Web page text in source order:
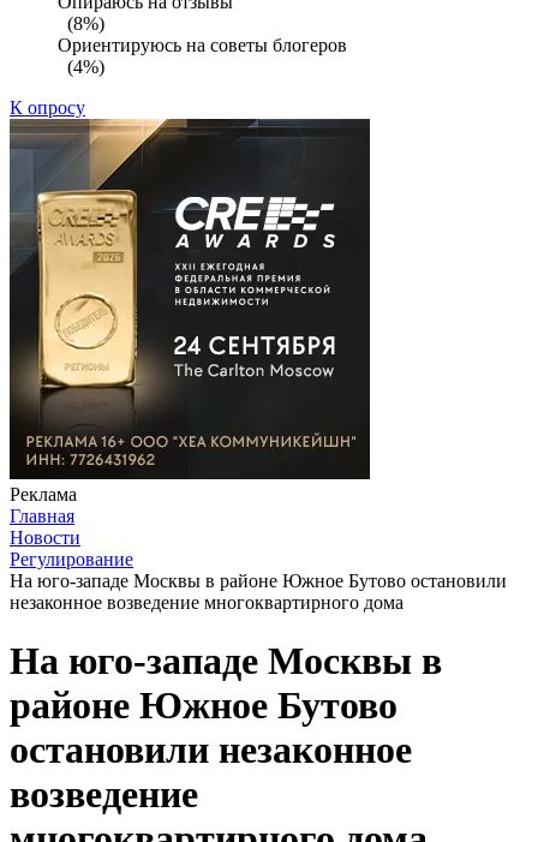
(8%)
Ориентируюсь на советы блогеров
(4%)
К опросу
Реклама
Главная
Новости
Регулирование
На юго-западе Москвы в районе Южное Бутово остановили
незаконное возведение многоквартирного дома
На юго-западе Москвы в
районе Южное Бутово
остановили незаконное
возведение